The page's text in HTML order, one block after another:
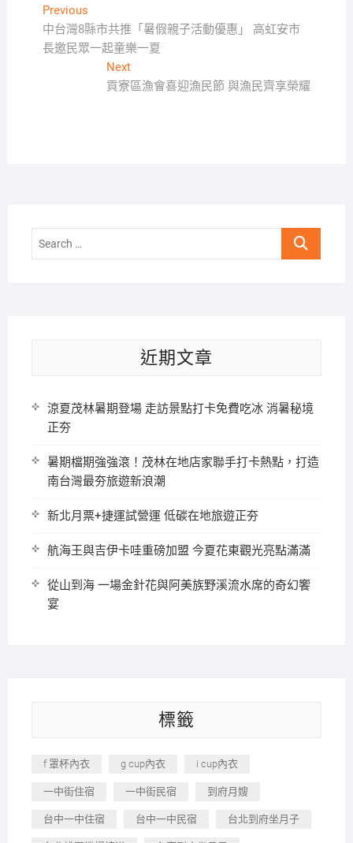
文
章
PreviousPrevious
post:
中台灣8縣市共推「暑假親子活動優惠」 高虹安市
長邀民眾一起童樂一夏
NextNext
post:
貢寮區漁會喜迎漁民節 與漁民齊享榮耀
Search
近期文章
涼夏茂林暑期登場 走訪景點打卡免費吃冰 消暑秘境
正夯
暑期檔期強強滾！茂林在地店家聯手打卡熱點，打造
南台灣最夯旅遊新浪潮
新北月票+捷運試營運 低碳在地旅遊正夯
航海王與吉伊卡哇重磅加盟 今夏花東觀光亮點滿滿
從山到海 一場金針花與阿美族野溪流水席的奇幻饗
宴
標籤
f 罩杯內衣 g cup內衣 i cup內衣
一中街住宿 一中街民宿 到府月嫂
台中一中住宿 台中一中民宿 台北到府坐月子